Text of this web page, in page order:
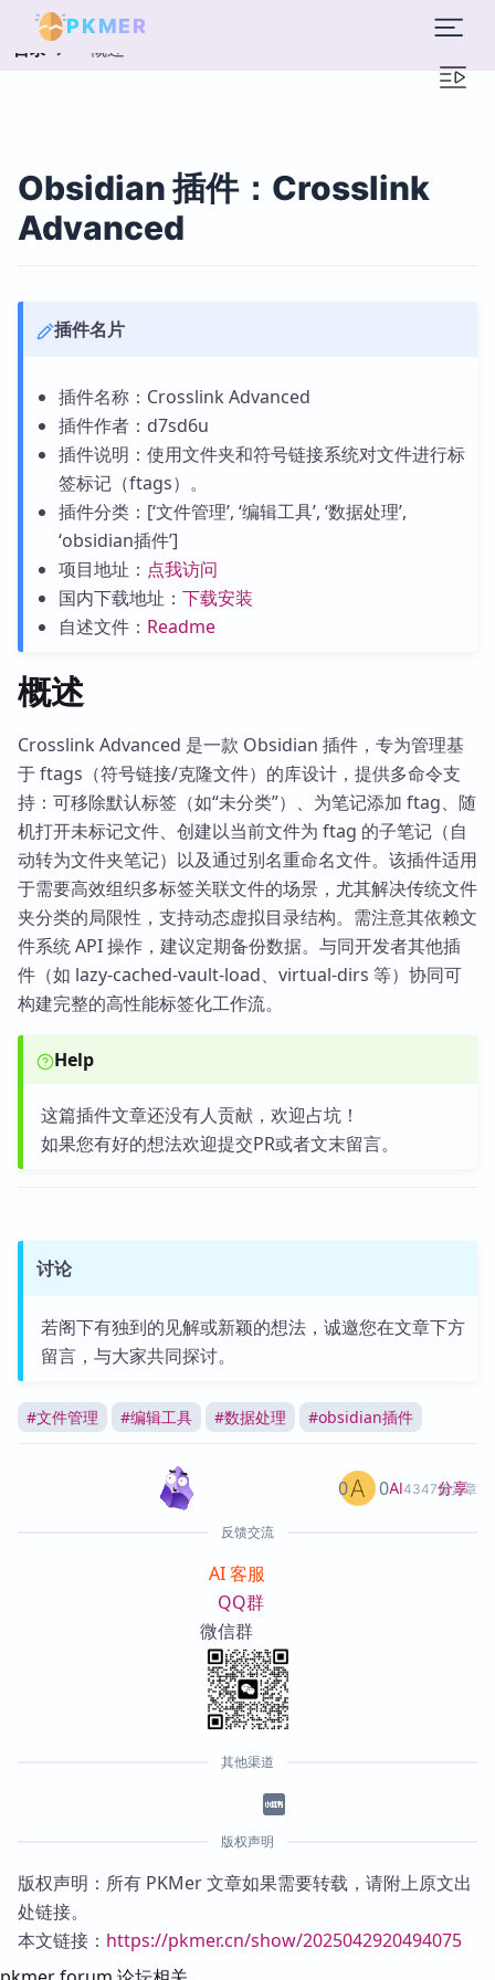
PKMER
目录 概述
Obsidian 插件：Crosslink
Advanced
插件名片
插件名称：Crosslink Advanced
插件作者：d7sd6u
插件说明：使用文件夹和符号链接系统对文件进行标
签标记（ftags）。
插件分类：[‘文件管理’, ‘编辑工具’, ‘数据处理’,
‘obsidian插件’]
项目地址： 点我访问
国内下载地址： 下载安装
自述文件： Readme
概述
Crosslink Advanced 是一款 Obsidian 插件，专为管理基
于 ftags（符号链接/克隆文件）的库设计，提供多命令支
持：可移除默认标签（如“未分类”）、为笔记添加 ftag、随
机打开未标记文件、创建以当前文件为 ftag 的子笔记（自
动转为文件夹笔记）以及通过别名重命名文件。该插件适用
于需要高效组织多标签关联文件的场景，尤其解决传统文件
夹分类的局限性，支持动态虚拟目录结构。需注意其依赖文
件系统 API 操作，建议定期备份数据。与同开发者其他插
件（如 lazy-cached-vault-load、virtual-dirs 等）协同可
构建完整的高性能标签化工作流。
Help
这篇插件文章还没有人贡献，欢迎占坑！
如果您有好的想法欢迎提交PR或者文末留言。
讨论
若阁下有独到的见解或新颖的想法，诚邀您在文章下方
留言，与大家共同探讨。
#文件管理 #编辑工具 #数据处理 #obsidian插件
AI4347篇文章
0 0 分享
反馈交流
AI 客服
QQ群
微信群
其他渠道
版权声明
版权声明：所有 PKMer 文章如果需要转载，请附上原文出
处链接。
本文链接： https://pkmer.cn/show/2025042920494075